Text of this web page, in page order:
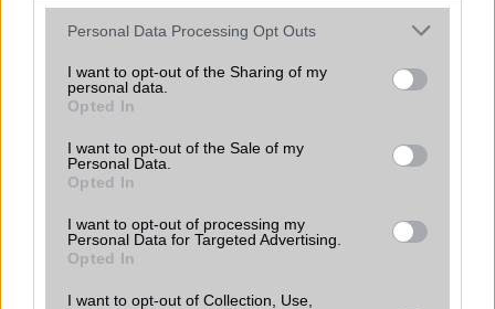
Please note that this website/app uses one or more Google
not limited to your visit or usage behaviour. You may click to
grant or deny consent to Google and its third-party tags to
use your data for below specified purposes in below Google
consent section.
Personal Data Processing Opt Outs
I want to opt-out of the Sharing of my
personal data.
Opted In
I want to opt-out of the Sale of my
Personal Data.
Opted In
I want to opt-out of processing my
Personal Data for Targeted Advertising.
Opted In
I want to opt-out of Collection, Use,
Gyorstöltés
alkalmas
Java
olvasó
SNS integráció
Organizer alap szolgáltatás alap szolgáltatás
T9 szótár
szótár